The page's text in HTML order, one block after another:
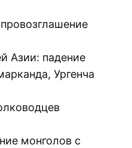
Азии: падение
Ургенча
монголов с